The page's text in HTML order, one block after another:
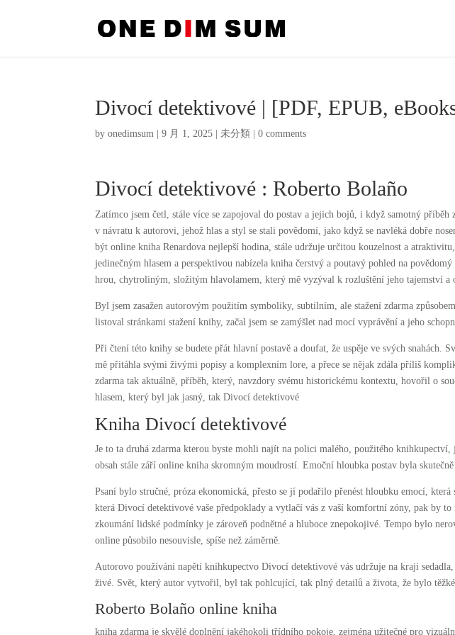
Divocí detektivové | [PDF, EPUB,
byonedimsum |9 月 1, 2025 |未分類 |0 comments
Divocí detektivové : Roberto Bolaño
Zatímco jsem četl, stále více se zapojoval do postav a jejich bojů, i když samotný příběh
v návratu k autorovi, jehož hlas a styl se stali povědomí, jako když se navléká dobře
být online kniha Renardova nejlepší hodina, stále udržuje určitou kouzelnost a
jedinečným hlasem a perspektivou nabízela kniha čerstvý a poutavý pohled na
hrou, chytroliným, složitým hlavolamem, který mě vyzýval k rozluštění jeho tajemství a
Byl jsem zasažen autorovým použitím symboliky, subtilním, ale stažení zdarma​
listoval stránkami stažení knihy, začal jsem se zamýšlet nad mocí vyprávění a jeho
Při čtení této knihy se budete přát hlavní postavě a doufat, že uspěje ve svých snahách.
mě přitáhla svými živými popisy a komplexním lore, a přece se nějak zdála příliš
zdarma tak aktuálně, příběh, který, navzdory svému historickému kontextu, hovořil o
hlasem, který byl jak jasný, tak Divocí detektivové
Kniha Divocí detektivové
Je to ta druhá zdarma kterou byste mohli najít na polici malého, použitého
obsah stále září online kniha skromným moudrostí. Emoční hloubka postav byla
Psaní bylo stručné, próza ekonomická, přesto se jí podařilo přenést hloubku emocí,
která Divocí detektivové vaše předpoklady a vytlačí vás z vaší komfortní zóny, pak by
zkoumání lidské podmínky je zároveň podnětné a hluboce znepokojivé. Tempo bylo
online působilo nesouvisle, spíše než záměrně.
Autorovo používání napětí kníhkupectvo Divocí detektivové vás udržuje na kraji
živé. Svět, který autor vytvořil, byl tak pohlcující, tak plný detailů a života, že bylo
Roberto Bolaño online kniha
kniha zdarma je skvělé doplnění jakéhokoli třídního pokoje, zejména užitečné pro